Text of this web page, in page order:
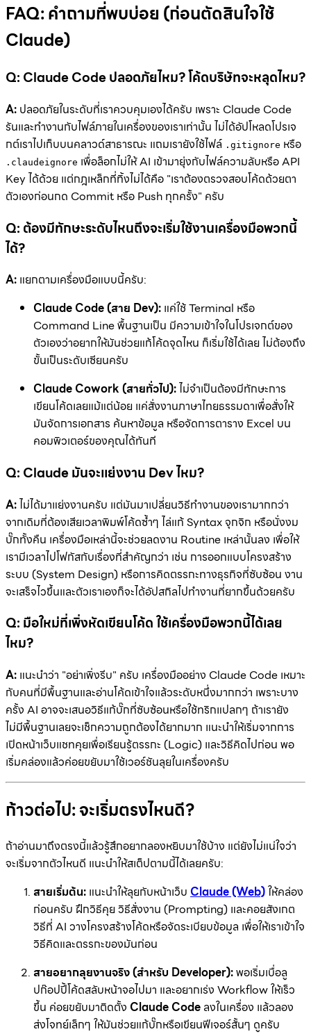
FAQ: คำถามที่พบบ่อย (ก่อนตัดสินใจใช้
Claude)
Q: Claude Code ปลอดภัยไหม? โค้ดบริษัทจะหลุดไหม?
A: ปลอดภัยในระดับที่เราควบคุมเองได้ครับ เพราะ Claude Code
รันและทำงานกับไฟล์ภายในเครื่องของเราเท่านั้น ไม่ได้อัปโหลดโปรเจ
กต์เราไปเก็บบนคลาวด์สาธารณะ แถมเรายังใช้ไฟล์ .gitignore หรือ
.claudeignore เพื่อล็อกไม่ให้ AI เข้ามายุ่งกับไฟล์ความลับหรือ API
Key ได้ด้วย แต่กฎเหล็กที่ทิ้งไม่ได้คือ "เราต้องตรวจสอบโค้ดด้วยตา
ตัวเองก่อนกด Commit หรือ Push ทุกครั้ง" ครับ
Q: ต้องมีทักษะระดับไหนถึงจะเริ่มใช้งานเครื่องมือพวกนี้
ได้?
A: แยกตามเครื่องมือแบบนี้ครับ:
Claude Code (สาย Dev): แค่ใช้ Terminal หรือ
Command Line พื้นฐานเป็น มีความเข้าใจในโปรเจกต์ของ
ตัวเองว่าอยากให้มันช่วยแก้โค้ดจุดไหน ก็เริ่มใช้ได้เลย ไม่ต้องถึง
ขั้นเป็นระดับเซียนครับ
Claude Cowork (สายทั่วไป):ไม่จำเป็นต้องมีทักษะการ
เขียนโค้ดเลยแม้แต่น้อย แค่สั่งงานภาษาไทยธรรมดาเพื่อสั่งให้
มันจัดการเอกสาร ค้นหาข้อมูล หรือจัดการตาราง Excel บน
คอมพิวเตอร์ของคุณได้ทันที
Q: Claude มันจะแย่งงาน Dev ไหม?
A:ไม่ได้มาแย่งงานครับ แต่มันมาเปลี่ยนวิธีทำงานของเรามากกว่า
จากเดิมที่ต้องเสียเวลาพิมพ์โค้ดซ้ำๆ ไล่แก้ Syntax จุกจิก หรือนั่งงม
บั๊กทั้งคืน เครื่องมือเหล่านี้จะช่วยลดงาน Routine เหล่านั้นลง เพื่อให้
เรามีเวลาไปโฟกัสกับเรื่องที่สำคัญกว่า เช่น การออกแบบโครงสร้าง
ระบบ (System Design) หรือการคิดตรรกะทางธุรกิจที่ซับซ้อน งาน
จะเสร็จไวขึ้นและตัวเราเองก็จะได้อัปสกิลไปทำงานที่ยากขึ้นด้วยครับ
Q: มือใหม่ที่เพิ่งหัดเขียนโค้ด ใช้เครื่องมือพวกนี้ได้เลย
ไหม?
A: แนะนำว่า "อย่าเพิ่งรีบ" ครับ เครื่องมืออย่าง Claude Code เหมาะ
กับคนที่มีพื้นฐานและอ่านโค้ดเข้าใจแล้วระดับหนึ่งมากกว่า เพราะบาง
ครั้ง AI อาจจะเสนอวิธีแก้บั๊กที่ซับซ้อนหรือใช้ทริกแปลกๆ ถ้าเรายัง
ไม่มีพื้นฐานเลยจะเช็กความถูกต้องได้ยากมาก แนะนำให้เริ่มจากการ
เปิดหน้าเว็บแชทคุยเพื่อเรียนรู้ตรรกะ (Logic) และวิธีคิดไปก่อน พอ
เริ่มคล่องแล้วค่อยขยับมาใช้เวอร์ชันลุยในเครื่องครับ
ก้าวต่อไป: จะเริ่มตรงไหนดี?
ถ้าอ่านมาถึงตรงนี้แล้วรู้สึกอยากลองหยิบมาใช้บ้าง แต่ยังไม่แน่ใจว่า
จะเริ่มจากตัวไหนดี แนะนำให้สเต็ปตามนี้ได้เลยครับ:
สายเริ่มต้น: แนะนำให้ลุยกับหน้าเว็บ Claude (Web)ให้คล่อง
ก่อนครับ ฝึกวิธีคุย วิธีสั่งงาน (Prompting) และคอยสังเกต
วิธีที่ AI วางโครงสร้างโค้ดหรือจัดระเบียบข้อมูล เพื่อให้เราเข้าใจ
วิธีคิดและตรรกะของมันก่อน
สายอยากลุยงานจริง (สำหรับ Developer):พอเริ่มเบื่อลู
ปก๊อปปี้โค้ดสลับหน้าจอไปมา และอยากเร่ง Workflow ให้เร็ว
ขึ้น ค่อยขยับมาติดตั้ง Claude Code ลงในเครื่อง แล้วลอง
ส่งโจทย์เล็กๆ ให้มันช่วยแก้บั๊กหรือเขียนฟีเจอร์สั้นๆ ดูครับ